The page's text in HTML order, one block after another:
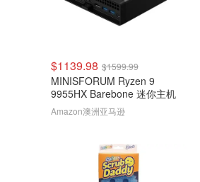
$1139.98 $1599.99
MINISFORUM Ryzen 9
9955HX Barebone 迷你主机
Amazon澳洲亚马逊